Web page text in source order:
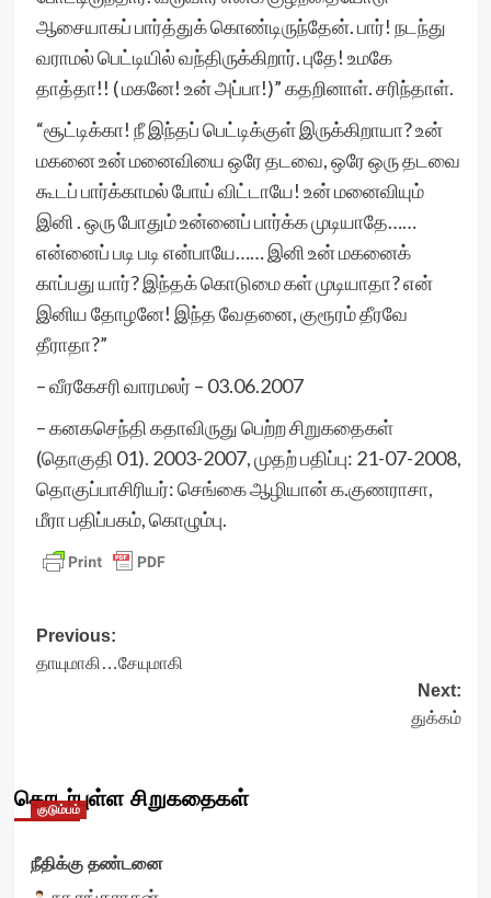
ஆசையாகப் பார்த்துக் கொண்டிருந்தேன். பார்! நடந்து
வராமல் பெட்டியில் வந்திருக்கிறார். புதே! உமகே
தாத்தா!! ( மகனே! உன் அப்பா!)” கதறினாள். சரிந்தாள்.
“சூட்டிக்கா! நீ இந்தப் பெட்டிக்குள் இருக்கிறாயா? உன்
மகனை உன் மனைவியை ஒரே தடவை, ஒரே ஒரு தடவை
கூடப் பார்க்காமல் போய் விட்டாயே! உன் மனைவியும்
இனி . ஒரு போதும் உன்னைப் பார்க்க முடியாதே……
என்னைப் படி படி என்பாயே…… இனி உன் மகனைக்
காப்பது யார்? இந்தக் கொடுமை கள் முடியாதா? என்
இனிய தோழனே! இந்த வேதனை, குரூரம் தீரவே
தீராதா?”
– வீரகேசரி வாரமலர் – 03.06.2007
– கனகசெந்தி கதாவிருது பெற்ற சிறுகதைகள்
(தொகுதி 01). 2003-2007, முதற் பதிப்பு: 21-07-2008,
தொகுப்பாசிரியர்: செங்கை ஆழியான் க.குணராசா,
மீரா பதிப்பகம், கொழும்பு.
Post
navigation
Previous:
தாயுமாகி…சேயுமாகி
Next:
துக்கம்
தொடர்புள்ள சிறுகதைகள்
குடும்பம்
நீதிக்கு தண்டனை